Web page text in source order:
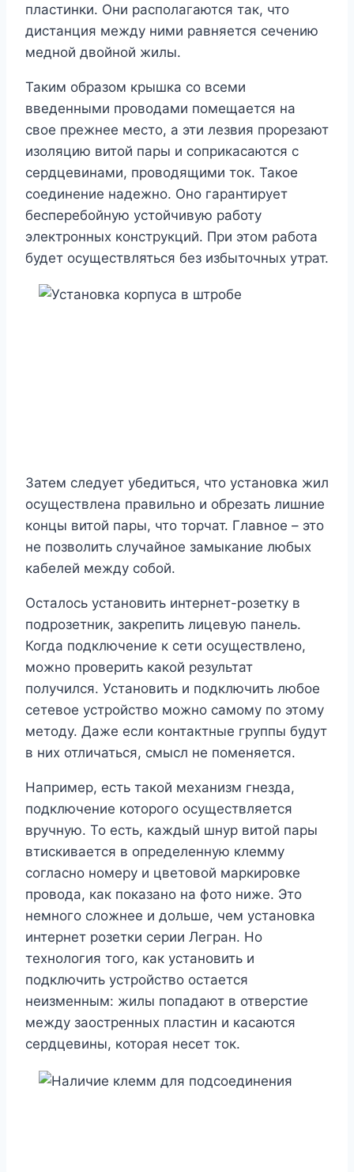
пластинки. Они располагаются так, что
дистанция между ними равняется сечению
медной двойной жилы.
Таким образом крышка со всеми
введенными проводами помещается на
свое прежнее место, а эти лезвия прорезают
изоляцию витой пары и соприкасаются с
сердцевинами, проводящими ток. Такое
соединение надежно. Оно гарантирует
бесперебойную устойчивую работу
электронных конструкций. При этом работа
будет осуществляться без избыточных утрат.
Затем следует убедиться, что установка жил
осуществлена правильно и обрезать лишние
концы витой пары, что торчат. Главное – это
не позволить случайное замыкание любых
кабелей между собой.
Осталось установить интернет-розетку в
подрозетник, закрепить лицевую панель.
Когда подключение к сети осуществлено,
можно проверить какой результат
получился. Установить и подключить любое
сетевое устройство можно самому по этому
методу. Даже если контактные группы будут
в них отличаться, смысл не поменяется.
Например, есть такой механизм гнезда,
подключение которого осуществляется
вручную. То есть, каждый шнур витой пары
втискивается в определенную клемму
согласно номеру и цветовой маркировке
провода, как показано на фото ниже. Это
немного сложнее и дольше, чем установка
интернет розетки серии Легран. Но
технология того, как установить и
подключить устройство остается
неизменным: жилы попадают в отверстие
между заостренных пластин и касаются
сердцевины, которая несет ток.